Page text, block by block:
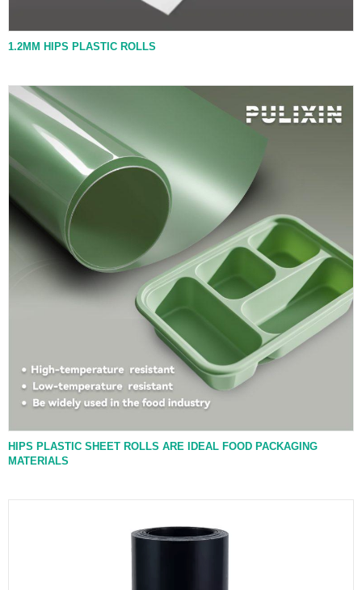
1.2MM HIPS PLASTIC ROLLS
HIPS PLASTIC SHEET ROLLS ARE IDEAL FOOD PACKAGING
MATERIALS